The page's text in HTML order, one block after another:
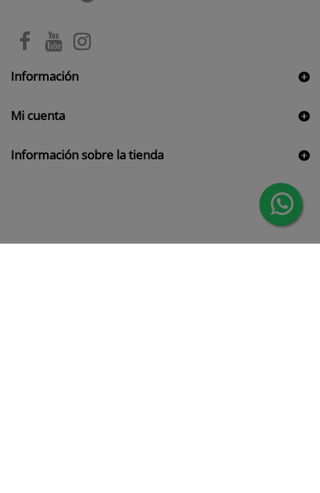
Información
Mi cuenta
Información sobre la tienda